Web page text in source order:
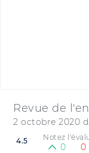
Revue de
2 octobre 2020
4.5 Notez
0 0